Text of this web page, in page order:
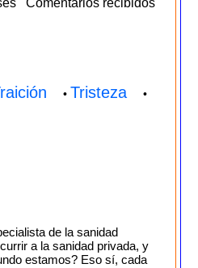
Comentarios recibidos
• Tristeza•
de la sanidad
a la sanidad privada, y
estamos? Eso sí, cada